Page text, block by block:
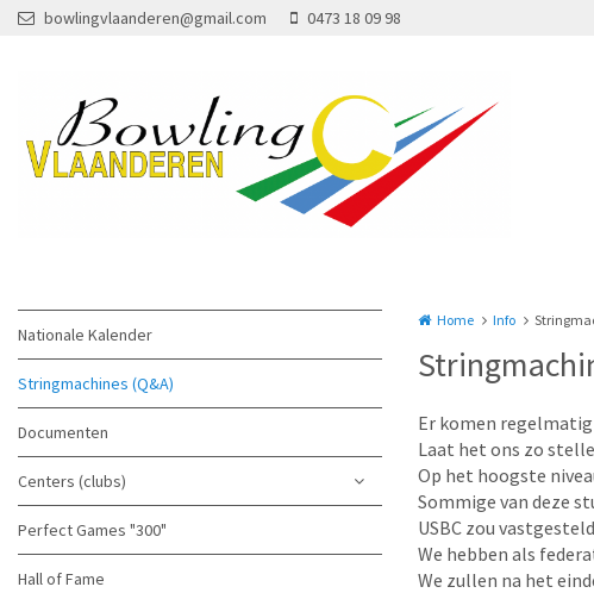
Overslaan en naar de inhoud gaan
bowlingvlaanderen@gmail.com 0473 18 09 98
Nationale Kalender
Stringmachines (Q&A)
Documenten
Centers (clubs)
Perfect Games "300"
Hall of Fame
Home Info
Er komen
Laat het ons zo
Op het hoogste
Sommige van deze
USBC zou
We hebben als
We zullen na het